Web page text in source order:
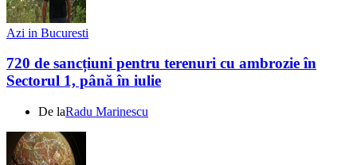
Azi in Bucuresti
720 de sancțiuni pentru terenuri cu ambrozie în
Sectorul 1, până în iulie
De laRadu Marinescu